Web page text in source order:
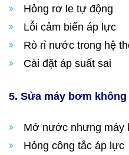
Hỏng rơ le tự động
Lỗi cảm biến áp lực
Rò rỉ nước trong hệ
Cài đặt áp suất sai
5. Sửa máy bơm
Mở nước nhưng máy
Hỏng công tắc áp lực